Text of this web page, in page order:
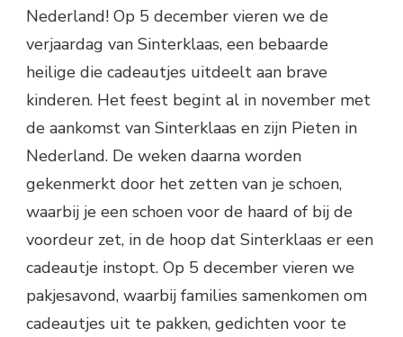
Nederland! Op 5 december vieren we de
verjaardag van Sinterklaas, een bebaarde
heilige die cadeautjes uitdeelt aan brave
kinderen. Het feest begint al in november met
de aankomst van Sinterklaas en zijn Pieten in
Nederland. De weken daarna worden
gekenmerkt door het zetten van je schoen,
waarbij je een schoen voor de haard of bij de
voordeur zet, in de hoop dat Sinterklaas er een
cadeautje instopt. Op 5 december vieren we
pakjesavond, waarbij families samenkomen om
cadeautjes uit te pakken, gedichten voor te